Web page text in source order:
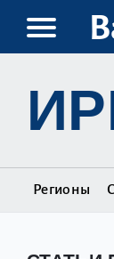
Регионы